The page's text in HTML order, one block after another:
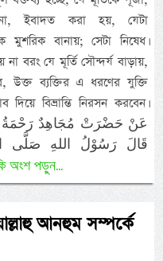
ইবাদত করা হয়, যেটা
মুশরিক বানায়; সেটা নিষেধ।
বরং যে মূর্তি সৌন্দর্য বাড়ায়,
উক্ত ব্যক্তির এ ধরণের যুক্তি
বিভ্রান্তি নিরসন করবেন।
قَالَ رَسُوْلُ اللهِ صَلَّى
অংশ পড়ুন...
আনহুম সম্পর্কে